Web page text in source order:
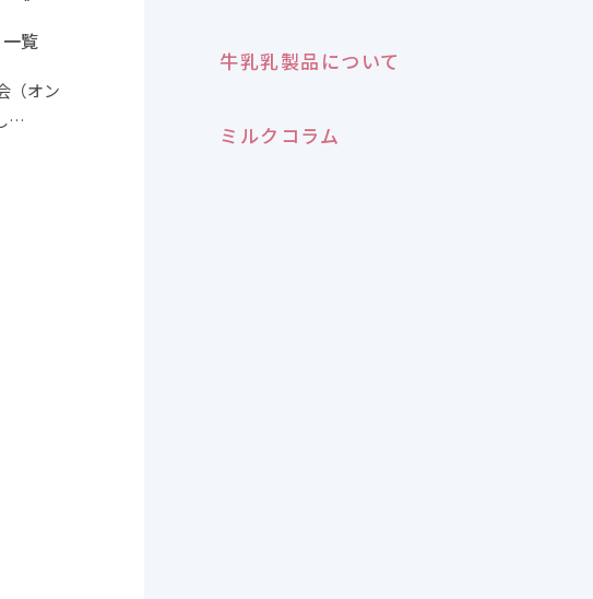
覧
（オン
…
牛乳乳製品について
ミルクコラム